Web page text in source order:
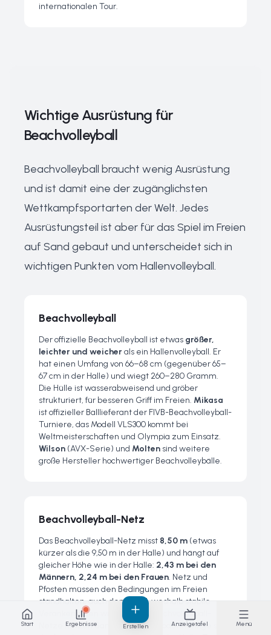
internationalen Tour.
Wichtige Ausrüstung für
Beachvolleyball
Beachvolleyball braucht wenig Ausrüstung
und ist damit eine der zugänglichsten
Wettkampfsportarten der Welt. Jedes
Ausrüstungsteil ist aber für das Spiel im Freien
auf Sand gebaut und unterscheidet sich in
wichtigen Punkten vom Hallenvolleyball.
Beachvolleyball
Der offizielle Beachvolleyball ist etwas größer,
leichter und weicherals ein Hallenvolleyball. Er
hat einen Umfang von 66–68 cm (gegenüber 65–
67 cm in der Halle) und wiegt 260–280 Gramm.
Die Hülle ist wasserabweisend und gröber
strukturiert, für besseren Griff im Freien. Mikasa
ist offizieller Balllieferant der FIVB-Beachvolleyball-
Turniere, das Modell VLS300 kommt bei
Weltmeisterschaften und Olympia zum Einsatz.
Wilson (AVX-Serie) und Molten sind weitere
große Hersteller hochwertiger Beachvolleybälle.
Beachvolleyball-Netz
Das Beachvolleyball-Netz misst 8,50 m (etwas
kürzer als die 9,50 m in der Halle) und hängt auf
gleicher Höhe wie in der Halle: 2,43 m bei den
Männern, 2,24 m bei den Frauen. Netz und
Pfosten müssen den Bedingungen im Freien
standhalten, auch dem Wind, weshalb stabile
Verankerungen wichtig sind. Beachvolleyball-
Netze nutzen Sandanker oder Bodenheringe statt
Start Ergebnisse Erstellen Anzeigetafel Menü